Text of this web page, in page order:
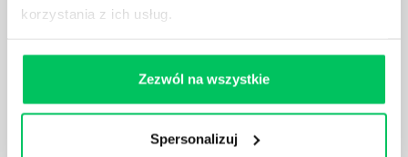
korzystania z ich usług.
Zezwól na wszystkie
Spersonalizuj
KAŻDY MENEDŻER?
Istnieje wiele metod zarządzania, które mogą okazać